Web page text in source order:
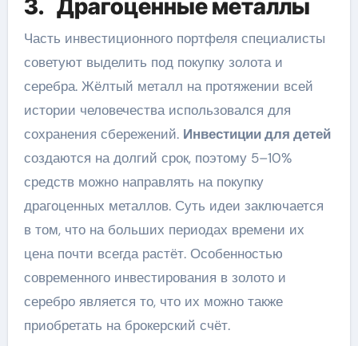
3. Драгоценные металлы
Часть инвестиционного портфеля специалисты
советуют выделить под покупку золота и
серебра. Жёлтый металл на протяжении всей
истории человечества использовался для
сохранения сбережений. Инвестиции для детей
создаются на долгий срок, поэтому 5–10%
средств можно направлять на покупку
драгоценных металлов. Суть идеи заключается
в том, что на больших периодах времени их
цена почти всегда растёт. Особенностью
современного инвестирования в золото и
серебро является то, что их можно также
приобретать на брокерский счёт.